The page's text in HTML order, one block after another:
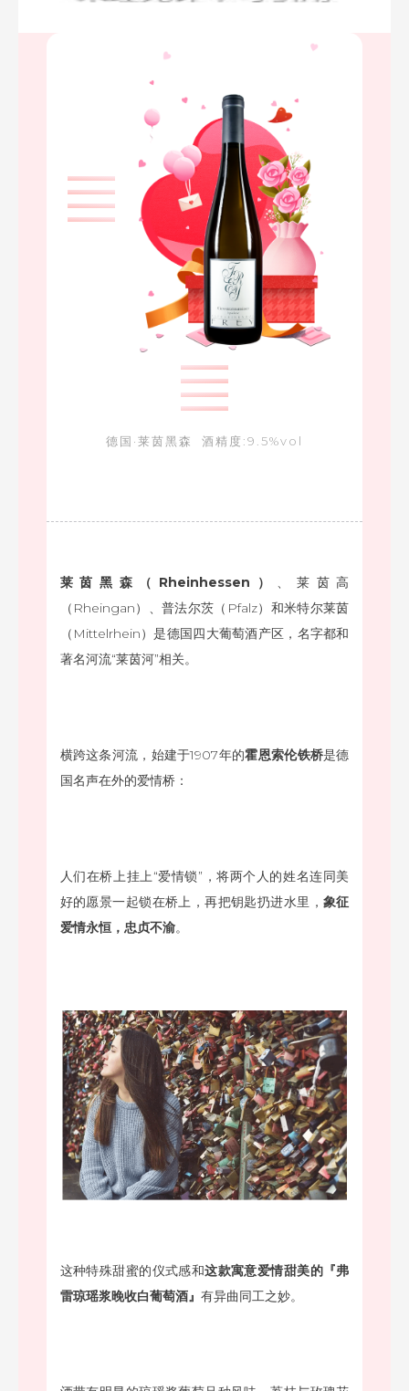
德国·莱茵黑森 酒精度:9.5%vol
莱茵黑森（Rheinhessen） 、莱茵高
（Rheingan）、普法尔茨（Pfalz）和米特尔莱茵
（Mittelrhein）是德国四大葡萄酒产区，名字都和
著名河流“莱茵河”相关。
横跨这条河流，始建于1907年的霍恩索伦铁桥是德
国名声在外的爱情桥：
人们在桥上挂上“爱情锁”，将两个人的姓名连同美
好的愿景一起锁在桥上，再把钥匙扔进水里， 象征
爱情永恒，忠贞不渝。
这种特殊甜蜜的仪式感和这款寓意爱情甜美的『弗
雷琼瑶浆晚收白葡萄酒』 有异曲同工之妙。